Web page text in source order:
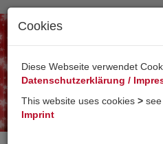
Cookies
Diese Webseite verwendet
Datenschutzerklärung /
This website uses cookies > see
Imprint